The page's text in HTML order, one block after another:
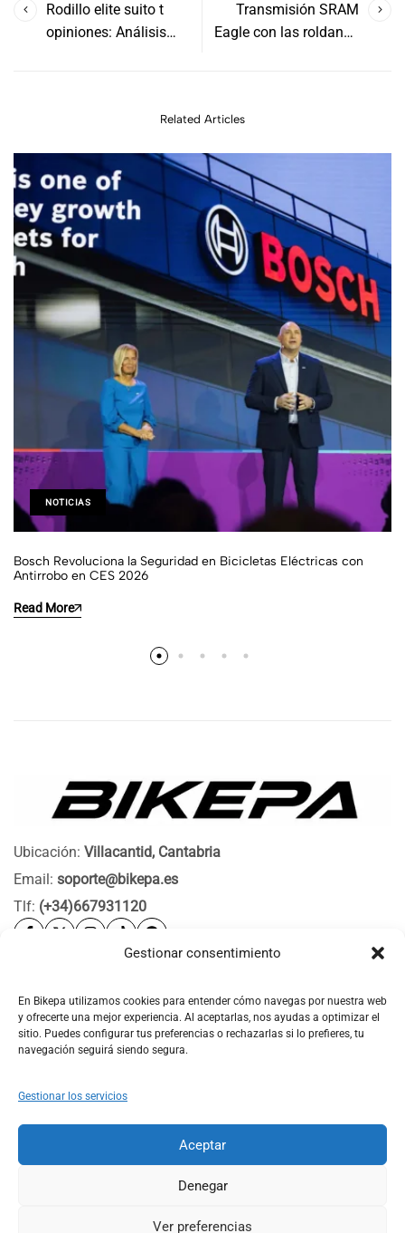
Gestionar consentimiento
En Bikepa utilizamos cookies para entender cómo navegas por nuestra web
y ofrecerte una mejor experiencia. Al aceptarlas, nos ayudas a optimizar el
sitio. Puedes configurar tus preferencias o rechazarlas si lo prefieres, tu
navegación seguirá siendo segura.
Gestionar los servicios
Aceptar
Denegar
Ver preferencias
Rodillo elite suito t
opiniones: Análisis
Transmisión SRAM
Eagle con las roldanas
Related Articles
NOTICIAS
Bosch Revoluciona la Seguridad en Bicicletas Eléctricas con
Antirrobo en CES 2026
Read More
Ubicación: Villacantid, Cantabria
Email: soporte@bikepa.es
Tlf: (+34)667931120
Bikepa
Newsletter Bikepa
© 2026 Bikepa. Todos los derechos reservados.